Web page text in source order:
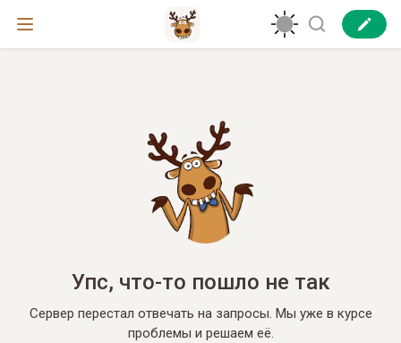
Упс, что-то пошло не так
Сервер перестал отвечать на запросы. Мы уже в курсе
проблемы и решаем её.